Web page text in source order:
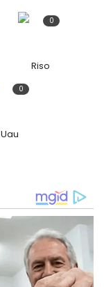
Riso
0
Uau
0